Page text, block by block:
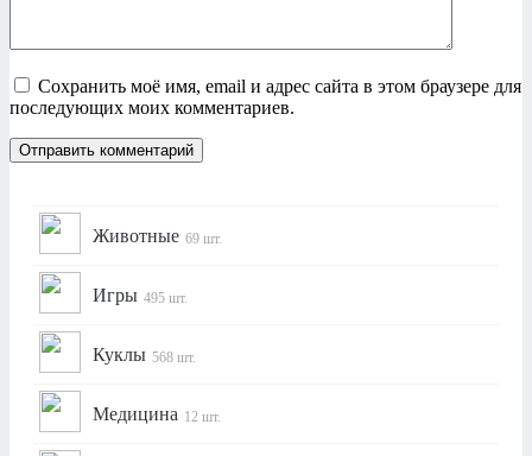
Сохранить моё имя, email и адрес сайта в этом браузере для
последующих моих комментариев.
Животные 69 шт.
Игры 495 шт.
Куклы 568 шт.
Медицина 12 шт.